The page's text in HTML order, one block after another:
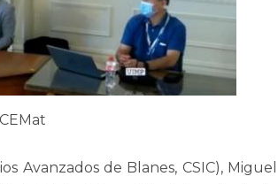
Avanzados de Blanes, CSIC), Miguel